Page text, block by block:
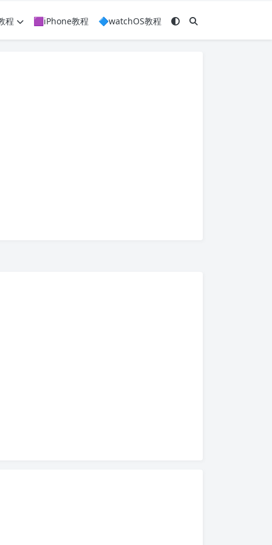
程 🟪iPhone教程 🔷watchOS教程